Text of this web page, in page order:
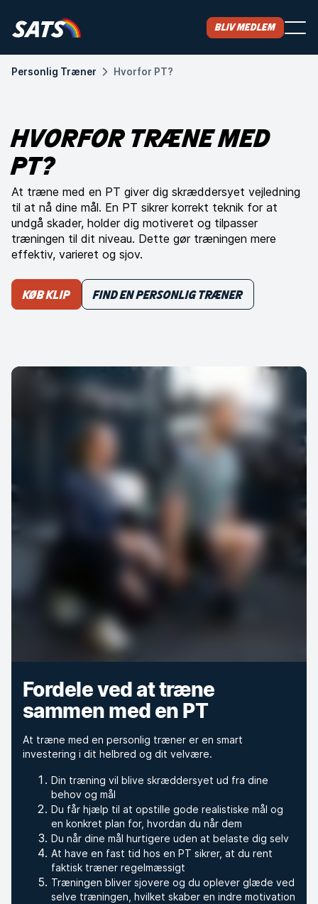
Bliv medlem
Personlig Træner Hvorfor PT?
HVORFOR TRÆNE MED
PT?
At træne med en PT giver dig skræddersyet vejledning
til at nå dine mål. En PT sikrer korrekt teknik for at
undgå skader, holder dig motiveret og tilpasser
træningen til dit niveau. Dette gør træningen mere
effektiv, varieret og sjov.
Køb klip Find en Personlig Træner
Fordele ved at træne
sammen med en PT
At træne med en personlig træner er en smart
investering i dit helbred og dit velvære.
Din træning vil blive skræddersyet ud fra dine
behov og mål
Du får hjælp til at opstille gode realistiske mål og
en konkret plan for, hvordan du når dem
Du når dine mål hurtigere uden at belaste dig selv
At have en fast tid hos en PT sikrer, at du rent
faktisk træner regelmæssigt
Træningen bliver sjovere og du oplever glæde ved
selve træningen, hvilket skaber en indre motivation